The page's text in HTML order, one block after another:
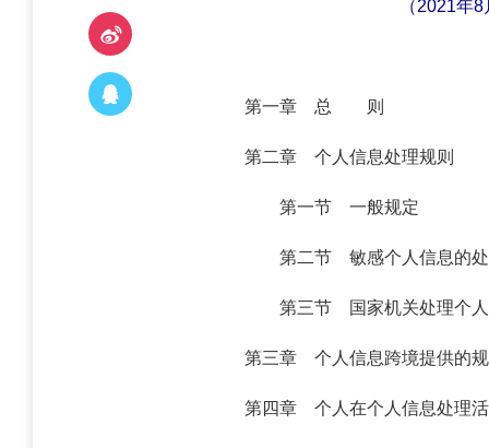
（2021年
第一章 总 则
第二章 个人信息处理规则
第一节 一般规定
第二节 敏感个人信息的处
第三节 国家机关处理个人
第三章 个人信息跨境提供的
第四章 个人在个人信息处理